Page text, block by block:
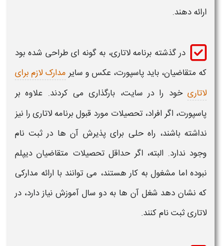
ارائه دهند.
در گذشته برنامهلاتاری، به گونه ای طراحی شده بود
که متقاضیان، باید پاسپورت، عکس و سایر مدارک لازم برای
لاتاری خود را در سایت، بارگذاری می کردند. علاوه بر
پاسپورت، اگر افراد، تحصیلات مورد قبول برنامه لاتاری را نیز
نداشته باشند، راه حلی برای پذیرش آن ها درثبت نام
وجود ندارد. البته، اگر حداقل تحصیلات متقاضیان دیپلم
نبوده اما مشغول به کار هستند، می توانند با ارائه مدارکی
که نشان دهد شغل آن ها به دو سال آموزش نیاز دارد، در
لاتاری ثبت نام کنند.